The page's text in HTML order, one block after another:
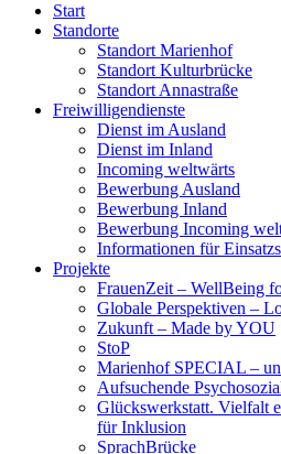
Start
Standorte
Standort Marienhof
Standort Kulturbrücke
Standort Annastraße
Freiwilligendienste
Dienst im Ausland
Dienst im Inland
Incoming weltwärts
Bewerbung Ausland
Bewerbung Inland
Bewerbung Incoming
Informationen für
Projekte
FrauenZeit – WellBeing
Globale Perspektiven –
Zukunft – Made by YOU
StoP
Marienhof SPECIAL –
Aufsuchende
Glückswerkstatt. Vielfalt
für Inklusion
SprachBrücke